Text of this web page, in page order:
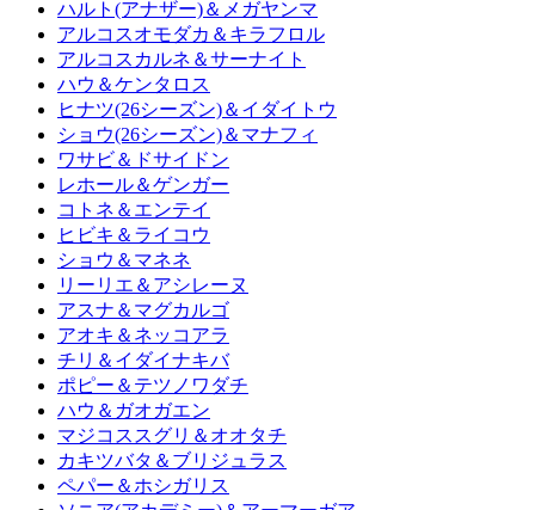
ハルト(アナザー)＆メガヤンマ
アルコスオモダカ＆キラフロル
アルコスカルネ＆サーナイト
ハウ＆ケンタロス
ヒナツ(26シーズン)＆イダイトウ
ショウ(26シーズン)＆マナフィ
ワサビ＆ドサイドン
レホール＆ゲンガー
コトネ＆エンテイ
ヒビキ＆ライコウ
ショウ＆マネネ
リーリエ＆アシレーヌ
アスナ＆マグカルゴ
アオキ＆ネッコアラ
チリ＆イダイナキバ
ポピー＆テツノワダチ
ハウ＆ガオガエン
マジコススグリ＆オオタチ
カキツバタ＆ブリジュラス
ペパー＆ホシガリス